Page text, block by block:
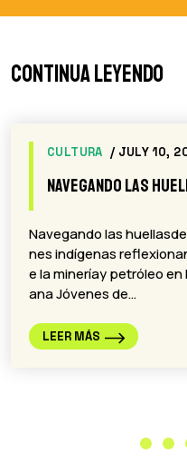
Continua leyendo
CULTURA / JULY 10,
Navegando las
Navegando las
nes indígenas
e la mineríay petróleo
ana Jóvenes de…
LEER MÁS